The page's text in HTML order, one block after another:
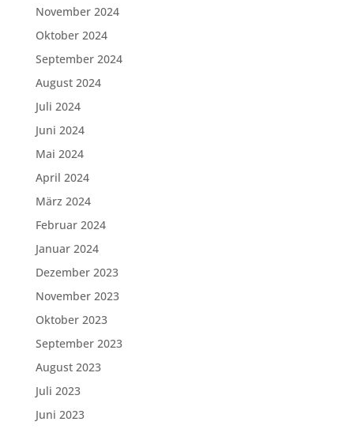
November 2024
Oktober 2024
September 2024
August 2024
Juli 2024
Juni 2024
Mai 2024
April 2024
März 2024
Februar 2024
Januar 2024
Dezember 2023
November 2023
Oktober 2023
September 2023
August 2023
Juli 2023
Juni 2023